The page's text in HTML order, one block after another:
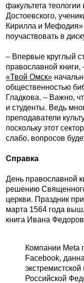
факультета
Достоевского,
Кирилла и Мефодия»
поучаствовать в
– Впервые круглый
православной книги,
«Твой Омск»
общественностью
Гладкова. – Важно,
и студенты. Ведь
преподаватели
поскольку этот
слабо, вопросов
Справка
День православной
решению
церкви. Праздник
марта 1564 года
книга Ивана
Компании Meta
Facebook,
Российской